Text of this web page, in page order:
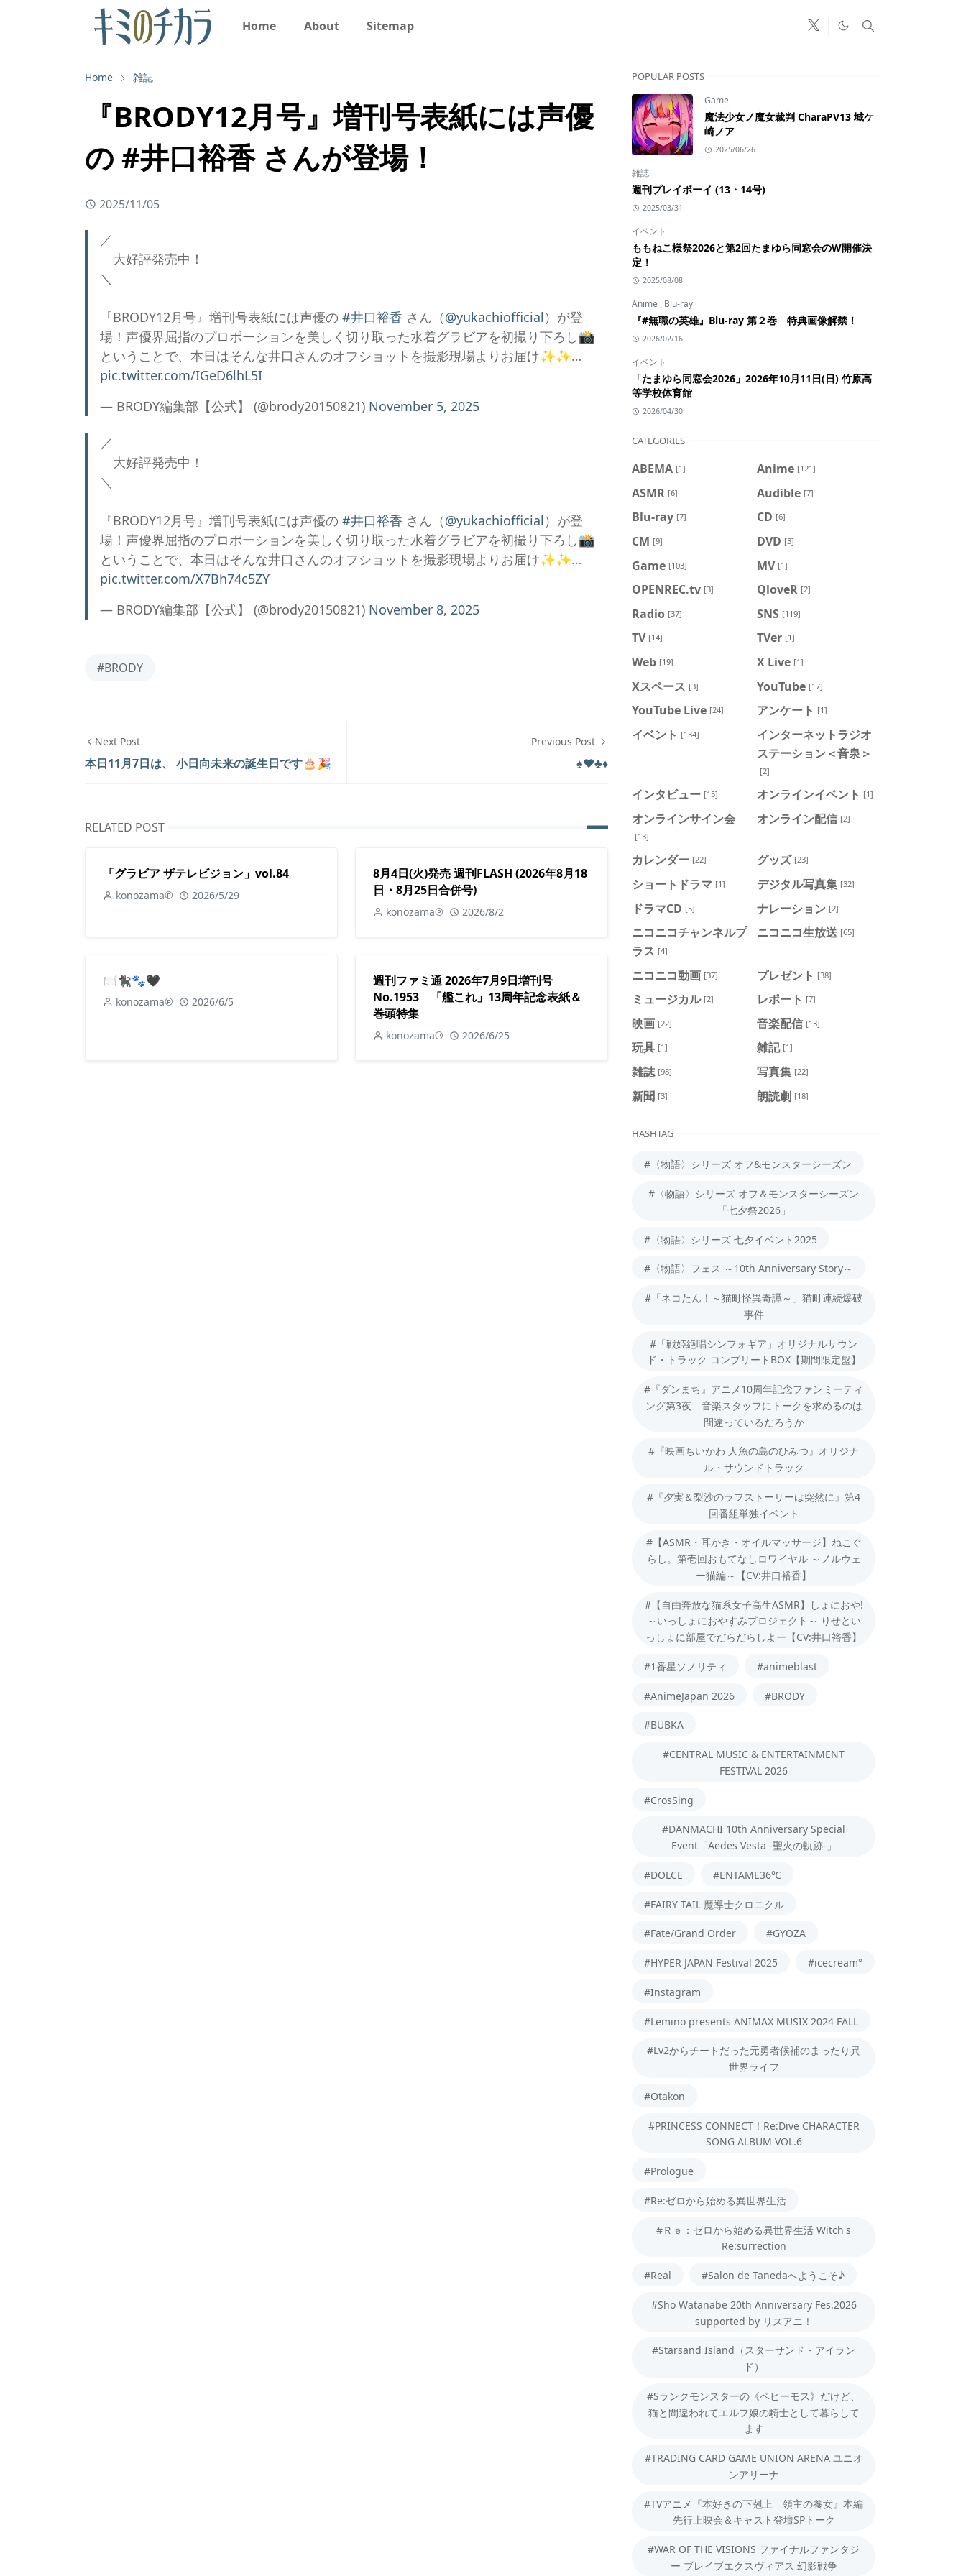
Home About Sitemap
Home 雑誌
『BRODY12月号』増刊号表紙には声優
の #井口裕香 さんが登場！
2025/11/05
／
大好評発売中！
＼
『BRODY12月号』増刊号表紙には声優の #井口裕香 さん（@yukachiofficial ）が登
場！声優界屈指のプロポーションを美しく切り取った水着グラビアを初撮り下ろし📸
ということで、本日はそんな井口さんのオフショットを撮影現場よりお届け✨✨…
pic.twitter.com/IGeD6lhL5I
— BRODY編集部【公式】 (@brody20150821) November 5, 2025
／
大好評発売中！
＼
『BRODY12月号』増刊号表紙には声優の #井口裕香 さん（@yukachiofficial ）が登
場！声優界屈指のプロポーションを美しく切り取った水着グラビアを初撮り下ろし📸
ということで、本日はそんな井口さんのオフショットを撮影現場よりお届け✨✨…
pic.twitter.com/X7Bh74c5ZY
— BRODY編集部【公式】 (@brody20150821) November 8, 2025
#BRODY
Next Post
本日11月7日は、 小日向未来の誕生日です🎂🎉
Previous Post
♠️♥️♣️♦️
RELATED POST
「グラビア ザテレビジョン」vol.84
konozama℗ 2026/5/29
8月4日(火)発売 週刊FLASH (2026年8月18
日・8月25日合併号)
konozama℗ 2026/8/2
🍽️🐈‍⬛🐾🖤
konozama℗ 2026/6/5
週刊ファミ通 2026年7月9日増刊号
No.1953 「艦これ」13周年記念表紙＆
巻頭特集
konozama℗ 2026/6/25
POPULAR POSTS
Game
魔法少女ノ魔女裁判 CharaPV13 城ケ
崎ノア
2025/06/26
雑誌
週刊プレイボーイ (13・14号)
2025/03/31
イベント
ももねこ様祭2026と第2回たまゆら同窓会のW開催決
定！
2025/08/08
Anime , Blu-ray
『#無職の英雄』Blu-ray 第２巻 特典画像解禁！
2026/02/16
イベント
「たまゆら同窓会2026」2026年10月11日(日) 竹原高
等学校体育館
2026/04/30
CATEGORIES
ABEMA [1] Anime [121]
ASMR [6] Audible [7]
Blu-ray [7] CD [6]
CM [9] DVD [3]
Game [103] MV [1]
OPENREC.tv [3] QloveR [2]
Radio [37] SNS [119]
TV [14] TVer [1]
Web [19] X Live [1]
Xスペース [3] YouTube [17]
YouTube Live [24] アンケート [1]
イベント [134]
インターネットラジオ
ステーション＜音泉＞
[2]
インタビュー [15] オンラインイベント [1]
オンラインサイン会
[13]
オンライン配信 [2]
カレンダー [22] グッズ [23]
ショートドラマ [1] デジタル写真集 [32]
ドラマCD [5] ナレーション [2]
ニコニコチャンネルプ
ラス [4]
ニコニコ生放送 [65]
ニコニコ動画 [37] プレゼント [38]
ミュージカル [2] レポート [7]
映画 [22] 音楽配信 [13]
玩具 [1] 雑記 [1]
雑誌 [98] 写真集 [22]
新聞 [3] 朗読劇 [18]
HASHTAG
#〈物語〉シリーズ オフ&モンスターシーズン
#〈物語〉シリーズ オフ＆モンスターシーズン
「七夕祭2026」
#〈物語〉シリーズ 七夕イベント2025
#〈物語〉フェス ～10th Anniversary Story～
#「ネコたん！～猫町怪異奇譚～」猫町連続爆破
事件
#「戦姫絶唱シンフォギア」オリジナルサウン
ド・トラック コンプリートBOX【期間限定盤】
#『ダンまち』アニメ10周年記念ファンミーティ
ング第3夜 音楽スタッフにトークを求めるのは
間違っているだろうか
#『映画ちいかわ 人魚の島のひみつ』オリジナ
ル・サウンドトラック
#『夕実＆梨沙のラフストーリーは突然に』第4
回番組単独イベント
#【ASMR・耳かき・オイルマッサージ】ねこぐ
らし。第壱回おもてなしロワイヤル ～ノルウェ
ー猫編～【CV:井口裕香】
#【自由奔放な猫系女子高生ASMR】しょにおや!
～いっしょにおやすみプロジェクト～ りせとい
っしょに部屋でだらだらしよー【CV:井口裕香】
#1番星ソノリティ #animeblast
#AnimeJapan 2026 #BRODY
#BUBKA
#CENTRAL MUSIC & ENTERTAINMENT
FESTIVAL 2026
#CrosSing
#DANMACHI 10th Anniversary Special
Event「Aedes Vesta -聖火の軌跡-」
#DOLCE #ENTAME36℃
#FAIRY TAIL 魔導士クロニクル
#Fate/Grand Order #GYOZA
#HYPER JAPAN Festival 2025 #icecream°
#Instagram
#Lemino presents ANIMAX MUSIX 2024 FALL
#Lv2からチートだった元勇者候補のまったり異
世界ライフ
#Otakon
#PRINCESS CONNECT！Re:Dive CHARACTER
SONG ALBUM VOL.6
#Prologue
#Re:ゼロから始める異世界生活
#Ｒｅ：ゼロから始める異世界生活 Witch's
Re:surrection
#Real #Salon de Tanedaへようこそ♪
#Sho Watanabe 20th Anniversary Fes.2026
supported by リスアニ！
#Starsand Island（スターサンド・アイラン
ド）
#Sランクモンスターの《ベヒーモス》だけど、
猫と間違われてエルフ娘の騎士として暮らして
ます
#TRADING CARD GAME UNION ARENA ユニオ
ンアリーナ
#TVアニメ『本好きの下剋上 領主の養女』本編
先行上映会＆キャスト登壇SPトーク
#WAR OF THE VISIONS ファイナルファンタジ
ー ブレイブエクスヴィアス 幻影戦争